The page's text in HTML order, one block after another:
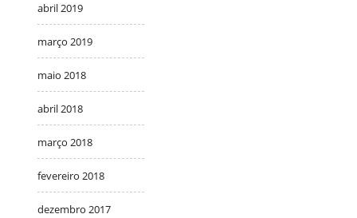
abril 2019
março 2019
maio 2018
abril 2018
março 2018
fevereiro 2018
dezembro 2017